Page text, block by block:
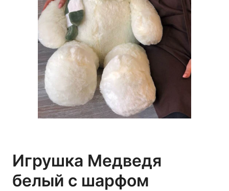
Игрушка Медведя
белый с шарфом